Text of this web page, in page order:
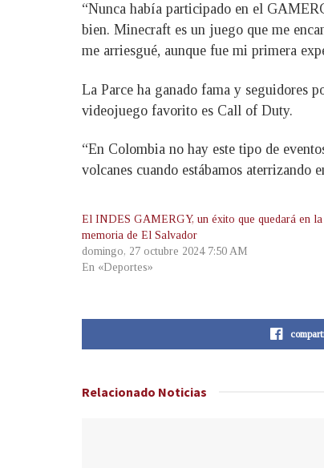
“Nunca había participado en el
bien. Minecraft es un juego que me
me arriesgué, aunque fue mi primera
La Parce ha ganado fama y seguidores
videojuego favorito es Call of Duty.
“En Colombia no hay este tipo de
volcanes cuando estábamos aterrizando
El INDES GAMERGY, un éxito que quedará en la
memoria de El Salvador
domingo, 27 octubre 2024 7:50 AM
En «Deportes»
Relacionado Noticias